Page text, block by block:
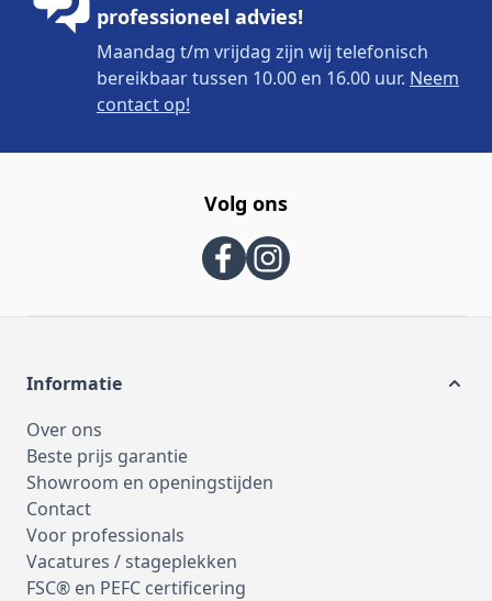
professioneel advies!
Maandag t/m vrijdag zijn wij telefonisch
bereikbaar tussen 10.00 en 16.00 uur. Neem
contact op!
Volg ons
Informatie
Over ons
Beste prijs garantie
Showroom en openingstijden
Contact
Voor professionals
Vacatures / stageplekken
FSC® en PEFC certificering